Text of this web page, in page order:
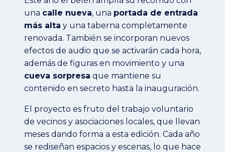
una calle nueva, una portada de entrada
más alta y una taberna completamente
renovada. También se incorporan nuevos
efectos de audio que se activarán cada hora,
además de figuras en movimiento y una
cueva sorpresa que mantiene su
contenido en secreto hasta la inauguración.
El proyecto es fruto del trabajo voluntario
de vecinos y asociaciones locales, que llevan
meses dando forma a esta edición. Cada año
se rediseñan espacios y escenas, lo que hace